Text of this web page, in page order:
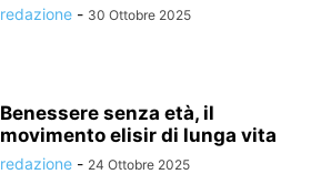
redazione - 30 Ottobre 2025
Benessere senza età, il
movimento elisir di lunga vita
redazione - 24 Ottobre 2025